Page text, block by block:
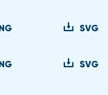
SVG
SVG